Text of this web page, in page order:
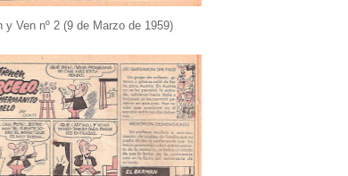
y Ven nº 2 (9 de Marzo de 1959)